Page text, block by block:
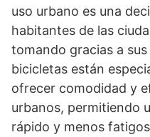
uso urbano es una
habitantes de las
tomando gracias a
bicicletas están
ofrecer comodidad y
urbanos, permitiendo
rápido y menos